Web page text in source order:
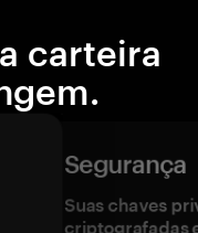
carteira
Segurança
Suas chaves
criptografadas